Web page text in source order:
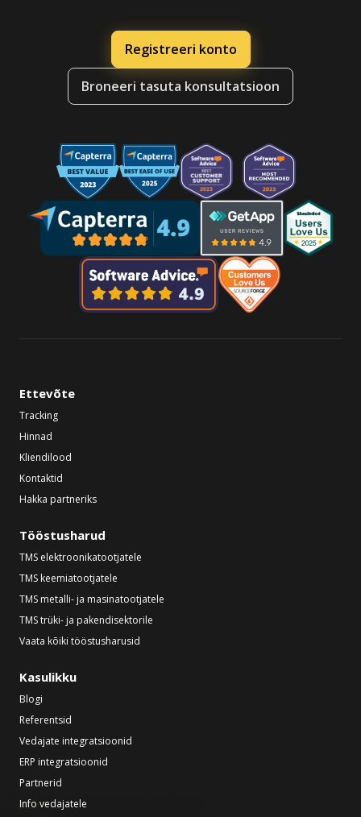
Registreeri konto
Broneeri tasuta konsultatsioon
Ettevõte
Tracking
Hinnad
Kliendilood
Kontaktid
Hakka partneriks
Tööstusharud
TMS elektroonikatootjatele
TMS keemiatootjatele
TMS metalli- ja masinatootjatele
TMS trüki- ja pakendisektorile
Vaata kõiki tööstusharusid
Kasulikku
Blogi
Referentsid
Vedajate integratsioonid
ERP integratsioonid
Partnerid
Info vedajatele